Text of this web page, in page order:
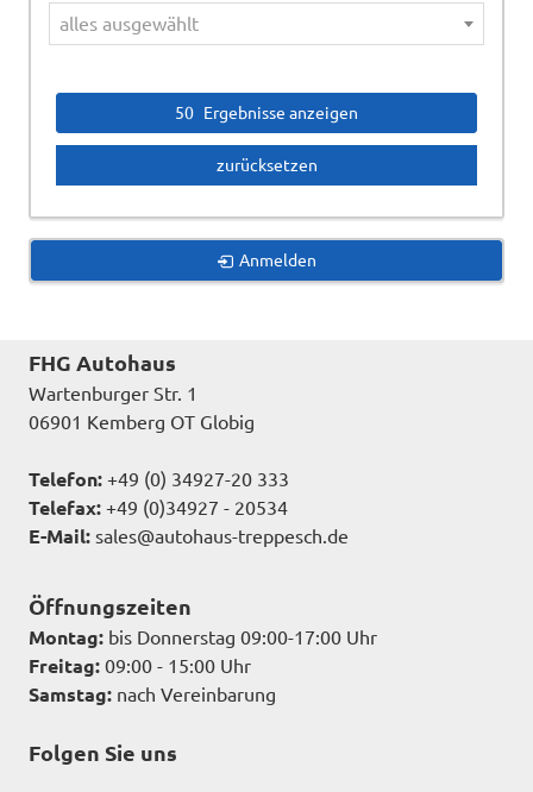
alles ausgewählt
50 Ergebnisse anzeigen
zurücksetzen
Anmelden
FHG Autohaus
Wartenburger Str. 1
06901 Kemberg OT Globig
Telefon: +49 (0) 34927-20 333
Telefax: +49 (0)34927 - 20534
E-Mail: sales@autohaus-treppesch.de
Öffnungszeiten
Montag: bis Donnerstag 09:00-17:00 Uhr
Freitag: 09:00 - 15:00 Uhr
Samstag: nach Vereinbarung
Folgen Sie uns